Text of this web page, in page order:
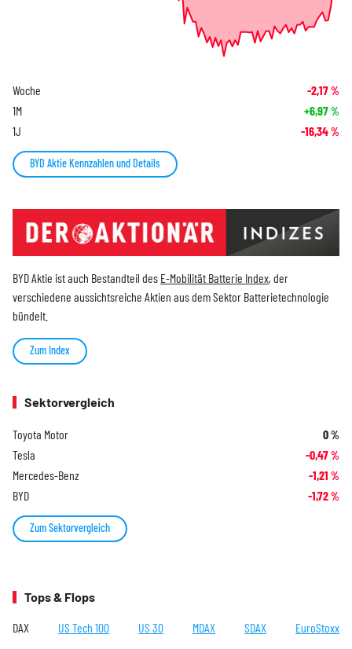
Woche -2,17%
1M +6,97%
1J -16,34%
BYD Aktie Kennzahlen und Details
BYD Aktie ist auch Bestandteil des E-Mobilität Batterie Index, der
verschiedene aussichtsreiche Aktien aus dem Sektor Batterietechnologie
bündelt.
Zum Index
Sektorvergleich
Toyota Motor 0%
Tesla -0,47%
Mercedes-Benz -1,21 %
BYD -1,72%
Zum Sektorvergleich
Tops & Flops
DAX US Tech 100 US 30 MDAX SDAX EuroStoxx